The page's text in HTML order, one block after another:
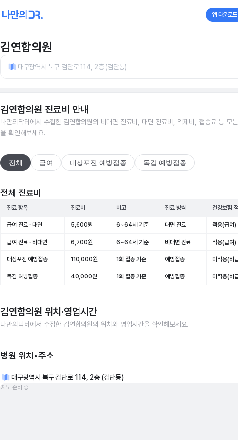
앱 다운로드
김연합의원
대구광역시 북구 검단로 114, 2층 (검단동)
김연합의원 진료비 안내
나만의닥터에서 수집한 김연합의원의 비대면 진료비, 대면 진료비, 약제비, 접종료 등 모
을 확인해보세요.
전체 급여 대상포진 예방접종 독감 예방접종
전체 진료비
진료 항목 진료비 비고 진료 방식 건강보험
급여 진료 · 대면 5,600원 6~64세 기준 대면 진료 적용(급여)
급여 진료 · 비대면 6,700원 6~64세 기준 비대면 진료 적용(급여)
대상포진 예방접종 110,000원 1회 접종 기준 예방접종 미적용(비
독감 예방접종 40,000원 1회 접종 기준 예방접종 미적용(비
김연합의원 위치·영업시간
나만의닥터에서 수집한 김연합의원의 위치와 영업시간을 확인해보세요.
병원 위치•주소
대구광역시 북구 검단로 114, 2층 (검단동)
지도 준비 중